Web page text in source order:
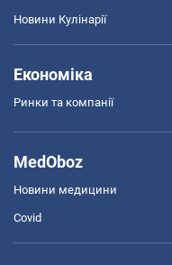
Новини Кулінарії
Економіка
Ринки та компанії
MedOboz
Новини медицини
Covid